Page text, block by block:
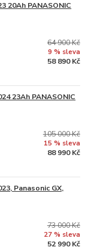
20Ah PANASONIC
64 900 Kč
9 % sleva
58 890 Kč
23Ah PANASONIC
105 000 Kč
15 % sleva
88 990 Kč
Panasonic GX,
73 000 Kč
27 % sleva
52 990 Kč